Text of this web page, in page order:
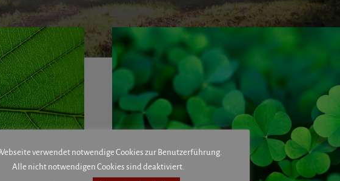
verwendet notwendige Cookies zur Benutzerführung.
Alle nicht notwendigen Cookies sind deaktiviert.